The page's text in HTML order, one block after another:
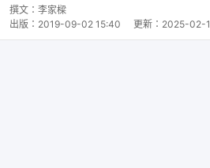
撰文： 李家樑
出版： 2019-09-02 15:40 更新： 2025-02-